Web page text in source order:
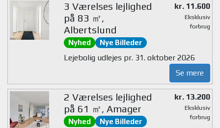
3 Værelses lejlighed
på 83 ㎡,
Albertslund
Nyhed Nye Billeder
kr. 11.600
Eksklusiv
forbrug
Lejebolig udlejes pr. 31. oktober 2026
Se mere
2 Værelses lejlighed
på 61 ㎡, Amager
Nyhed Nye Billeder
kr. 13.200
Eksklusiv
forbrug